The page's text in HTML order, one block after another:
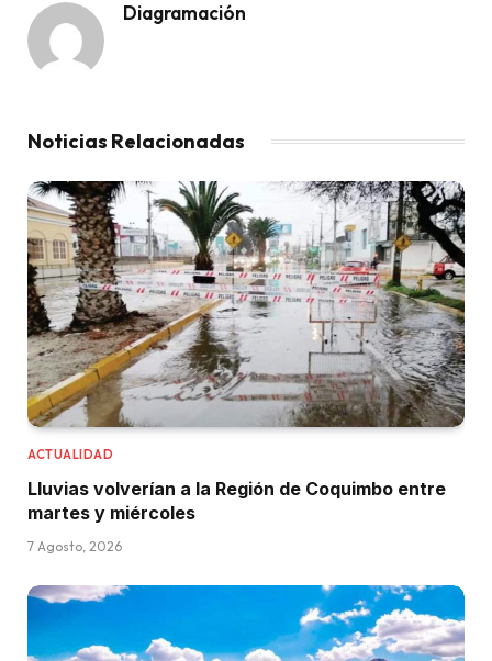
Diagramación
Noticias Relacionadas
ACTUALIDAD
Lluvias volverían a la Región de Coquimbo entre
martes y miércoles
7 Agosto, 2026